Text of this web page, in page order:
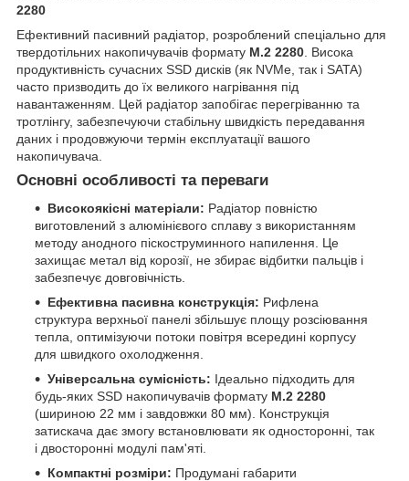
2280
Ефективний пасивний радіатор, розроблений спеціально для
твердотільних накопичувачів формату M.2 2280 . Висока
продуктивність сучасних SSD дисків (як NVMe, так і SATA)
часто призводить до їх великого нагрівання під
навантаженням. Цей радіатор запобігає перегріванню та
тротлінгу, забезпечуючи стабільну швидкість передавання
даних і продовжуючи термін експлуатації вашого
накопичувача.
Основні особливості та переваги
Високоякісні матеріали: Радіатор повністю
виготовлений з алюмінієвого сплаву з використанням
методу анодного піскоструминного напилення. Це
захищає метал від корозії, не збирає відбитки пальців і
забезпечує довговічність.
Ефективна пасивна конструкція: Рифлена
структура верхньої панелі збільшує площу розсіювання
тепла, оптимізуючи потоки повітря всередині корпусу
для швидкого охолодження.
Універсальна сумісність: Ідеально підходить для
будь-яких SSD накопичувачів формату M.2 2280
(шириною 22 мм і завдовжки 80 мм). Конструкція
затискача дає змогу встановлювати як односторонні, так
і двосторонні модулі пам'яті.
Компактні розміри: Продумані габарити